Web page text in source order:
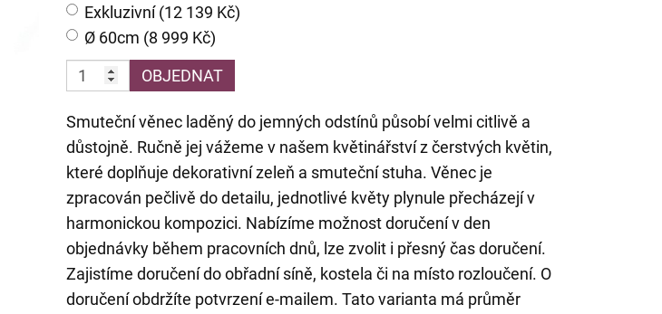
Exkluzivní (12 139 Kč)
Ø 60cm (8 999 Kč)
OBJEDNAT
Smuteční věnec laděný do jemných odstínů působí velmi citlivě a
důstojně. Ručně jej vážeme v našem květinářství z čerstvých květin,
které doplňuje dekorativní zeleň a smuteční stuha. Věnec je
zpracován pečlivě do detailu, jednotlivé květy plynule přecházejí v
harmonickou kompozici. Nabízíme možnost doručení v den
objednávky během pracovních dnů, lze zvolit i přesný čas doručení.
Zajistíme doručení do obřadní síně, kostela či na místo rozloučení. O
doručení obdržíte potvrzení e-mailem. Tato varianta má průměr